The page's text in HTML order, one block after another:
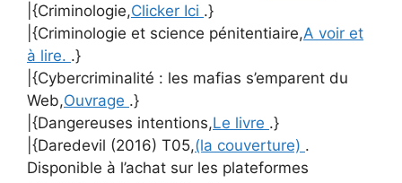
|{Criminologie,Clicker Ici .}
|{Criminologie et science pénitentiaire,A voir et
à lire. .}
|{Cybercriminalité : les mafias s’emparent du
Web,Ouvrage .}
|{Dangereuses intentions,Le livre .}
|{Daredevil (2016) T05,(la couverture) .
Disponible à l’achat sur les plateformes